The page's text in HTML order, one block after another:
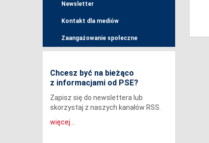
Newsletter
Kontakt dla mediów
Zaangażowanie społeczne
Chcesz być na bieżąco
z informacjami od PSE?
Zapisz się do newslettera lub
skorzystaj z naszych kanałów RSS.
więcej...